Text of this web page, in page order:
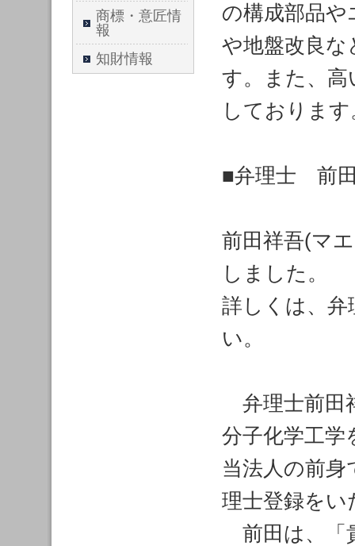
の構成部品
や地盤改良
す。また、高
しております
■弁理士 前
前田祥吾(マ
しました。
詳しくは、弁
い。
弁理士前田
分子化学工学
当法人の前
理士登録を
前田は、「
商標・意匠情
報
知財情報